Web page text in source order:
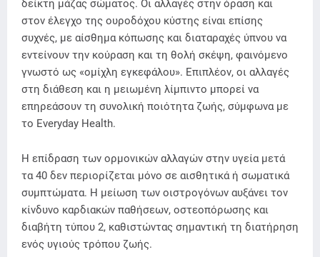
δείκτη μάζας σώματος. Οι αλλαγές στην όραση και
στον έλεγχο της ουροδόχου κύστης είναι επίσης
συχνές, με αίσθημα κόπωσης και διαταραχές ύπνου να
εντείνουν την κούραση και τη θολή σκέψη, φαινόμενο
γνωστό ως «ομίχλη εγκεφάλου». Επιπλέον, οι αλλαγές
στη διάθεση και η μειωμένη λίμπιντο μπορεί να
επηρεάσουν τη συνολική ποιότητα ζωής, σύμφωνα με
το Everyday Health.
Η επίδραση των ορμονικών αλλαγών στην υγεία μετά
τα 40 δεν περιορίζεται μόνο σε αισθητικά ή σωματικά
συμπτώματα. Η μείωση των οιστρογόνων αυξάνει τον
κίνδυνο καρδιακών παθήσεων, οστεοπόρωσης και
διαβήτη τύπου 2, καθιστώντας σημαντική τη διατήρηση
ενός υγιούς τρόπου ζωής.